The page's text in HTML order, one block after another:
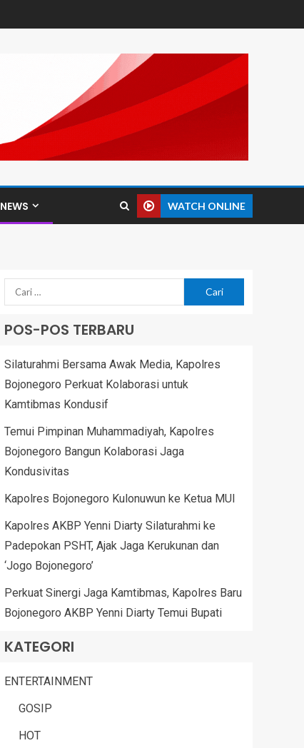
NEWS WATCH ONLINE
POS-POS TERBARU
Silaturahmi Bersama Awak Media, Kapolres
Bojonegoro Perkuat Kolaborasi untuk
Kamtibmas Kondusif
Temui Pimpinan Muhammadiyah, Kapolres
Bojonegoro Bangun Kolaborasi Jaga
Kondusivitas
Kapolres Bojonegoro Kulonuwun ke Ketua MUI
Kapolres AKBP Yenni Diarty Silaturahmi ke
Padepokan PSHT, Ajak Jaga Kerukunan dan
‘Jogo Bojonegoro’
Perkuat Sinergi Jaga Kamtibmas, Kapolres Baru
Bojonegoro AKBP Yenni Diarty Temui Bupati
KATEGORI
ENTERTAINMENT
GOSIP
HOT